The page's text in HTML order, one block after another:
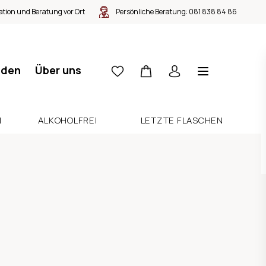
und Beratung vor Ort Persönliche Beratung: 081 838 84 86
Über uns
ALKOHOLFREI LETZTE FLASCHEN